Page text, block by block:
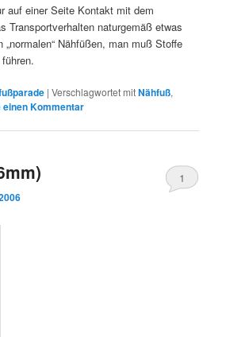
auf einer Seite Kontakt mit dem
Transportverhalten naturgemäß etwas
Nähfüßen, man muß Stoffe
|Verschlagwortet mitNähfuß,
einen Kommentar
1